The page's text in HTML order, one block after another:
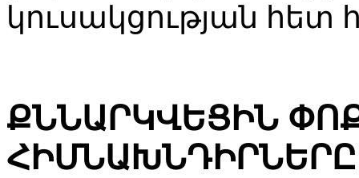
կուսակցության հետ
ՔՆՆԱՐԿՎԵՑԻՆ
ՀԻՄՆԱԽՆԴԻՐՆԵՐԸ